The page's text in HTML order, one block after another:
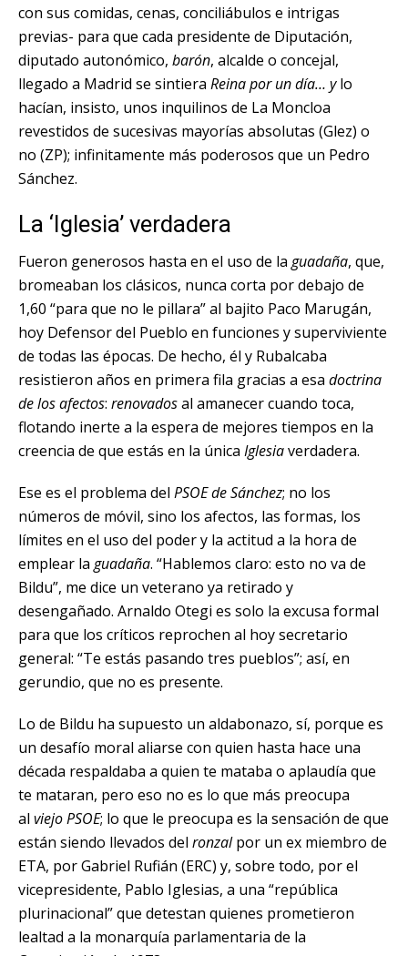
con sus comidas, cenas, conciliábulos e intrigas
previas- para que cada presidente de Diputación,
diputado autonómico, barón, alcalde o concejal,
llegado a Madrid se sintiera Reina por un día… ylo
hacían, insisto, unos inquilinos de La Moncloa
revestidos de sucesivas mayorías absolutas (Glez) o
no (ZP); infinitamente más poderosos que un Pedro
Sánchez.
La ‘Iglesia’ verdadera
Fueron generosos hasta en el uso de la guadaña, que,
bromeaban los clásicos, nunca corta por debajo de
1,60 “para que no le pillara” al bajito Paco Marugán,
hoy Defensor del Pueblo en funciones y superviviente
de todas las épocas. De hecho, él y Rubalcaba
resistieron años en primera fila gracias a esa doctrina
de los afectos: renovadosal amanecer cuando toca,
flotando inerte a la espera de mejores tiempos en la
creencia de que estás en la única Iglesiaverdadera.
Ese es el problema del PSOE de Sánchez; no los
números de móvil, sino los afectos, las formas, los
límites en el uso del poder y la actitud a la hora de
emplear la guadaña. “Hablemos claro: esto no va de
Bildu”, me dice un veterano ya retirado y
desengañado. Arnaldo Otegi es solo la excusa formal
para que los críticos reprochen al hoy secretario
general: “Te estás pasando tres pueblos”; así, en
gerundio, que no es presente.
Lo de Bildu ha supuesto un aldabonazo, sí, porque es
un desafío moral aliarse con quien hasta hace una
década respaldaba a quien te mataba o aplaudía que
te mataran, pero eso no es lo que más preocupa
al viejo PSOE; lo que le preocupa es la sensación de que
están siendo llevados del ronzalpor un ex miembro de
ETA, por Gabriel Rufián (ERC) y, sobre todo, por el
vicepresidente, Pablo Iglesias, a una “república
plurinacional” que detestan quienes prometieron
lealtad a la monarquía parlamentaria de la